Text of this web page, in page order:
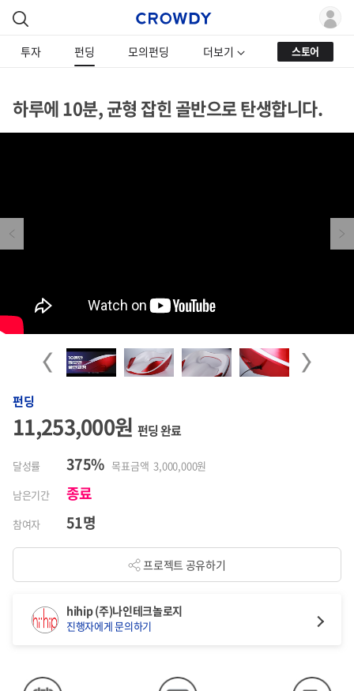
투자 펀딩 모의펀딩 더보기 스토어
하루에 10분, 균형 잡힌 골반으로 탄생합니다.
Previous Next
Previous Next
펀딩
11,253,000원 펀딩 완료
달성률 375% 목표금액 3,000,000원
남은기간
종료
참여자 51명
프로젝트 공유하기
hihip (주)나인테크놀로지
진행자에게 문의하기